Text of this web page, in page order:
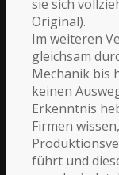
sie sich
Original).
Im weiteren
gleichsam
Mechanik bis
keinen
Erkenntnis
Firmen
führt und